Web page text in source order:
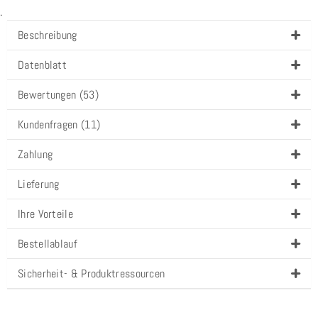
.
Beschreibung
Datenblatt
Bewertungen (53)
Kundenfragen (11)
Zahlung
Lieferung
Ihre Vorteile
Bestellablauf
Sicherheit- & Produktressourcen